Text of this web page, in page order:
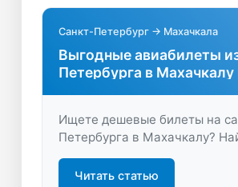
Санкт-Петербург → Махачкала
Выгодные авиабилеты
Петербурга в Махачкалу
Ищете дешевые билеты на
Петербурга в Махачкалу?
лучшие предложения,
выберите удобные рейсы на
Читать статью